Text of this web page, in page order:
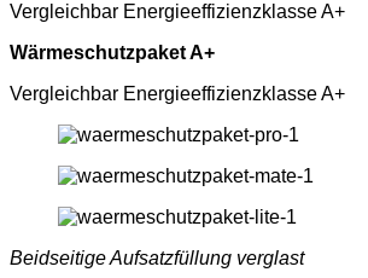
Vergleichbar Energieeffizienzklasse A+
Wärmeschutzpaket A+
Vergleichbar Energieeffizienzklasse A+
Beidseitige Aufsatzfüllung verglast